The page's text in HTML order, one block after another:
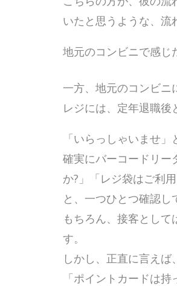
いたと思うような、流
地元のコンビニで感じ
一方、地元のコンビニ
レジには、定年退職後
「いらっしゃいませ
確実にバーコードリー
か?」「レジ袋はご利
と、一つひとつ確認し
もちろん、接客とし
す。
しかし、正直に言えば
「ポイントカードは